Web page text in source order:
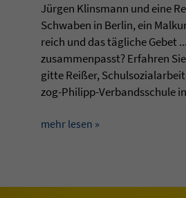
Jürgen Klins­mann und eine
Schwa­ben in Ber­lin, ein
reich und das tägli­che Gebet
zusam­men­passt? Erfah­ren
gitte Reißer,
zog-Phil­ipp-Ver­bands­schule
mehr lesen »